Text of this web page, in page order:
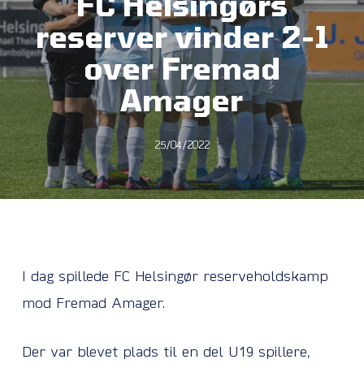
reserver vinder 2-1
over Fremad
Amager
25/04/2022
I dag spillede FC Helsingør reserveholdskamp
mod Fremad Amager.
Der var blevet plads til en del U19 spillere,